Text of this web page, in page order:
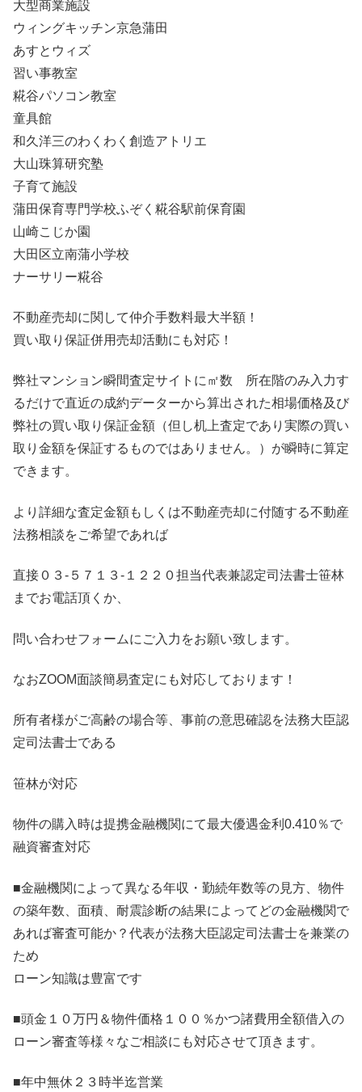
大型商業施設
ウィングキッチン京急蒲田
あすとウィズ
習い事教室
糀谷パソコン教室
童具館
和久洋三のわくわく創造アトリエ
大山珠算研究塾
子育て施設
蒲田保育専門学校ふぞく糀谷駅前保育園
山崎こじか園
大田区立南蒲小学校
ナーサリー糀谷
不動産売却に関して仲介手数料最大半額！
買い取り保証併用売却活動にも対応！
弊社マンション瞬間査定サイトに㎡数 所在階のみ入力す
るだけで直近の成約データーから算出された相場価格及び
弊社の買い取り保証金額（但し机上査定であり実際の買い
取り金額を保証するものではありません。）が瞬時に算定
できます。
より詳細な査定金額もしくは不動産売却に付随する不動産
法務相談をご希望であれば
直接０３-５７１３-１２２０担当代表兼認定司法書士笹林
までお電話頂くか、
問い合わせフォームにご入力をお願い致します。
なおZOOM面談簡易査定にも対応しております！
所有者様がご高齢の場合等、事前の意思確認を法務大臣認
定司法書士である
笹林が対応
物件の購入時は提携金融機関にて最大優遇金利0.410％で
融資審査対応
■金融機関によって異なる年収・勤続年数等の見方、物件
の築年数、面積、耐震診断の結果によってどの金融機関で
あれば審査可能か？代表が法務大臣認定司法書士を兼業の
ため
ローン知識は豊富です
■頭金１０万円＆物件価格１００％かつ諸費用全額借入の
ローン審査等様々なご相談にも対応させて頂きます。
■年中無休２３時半迄営業